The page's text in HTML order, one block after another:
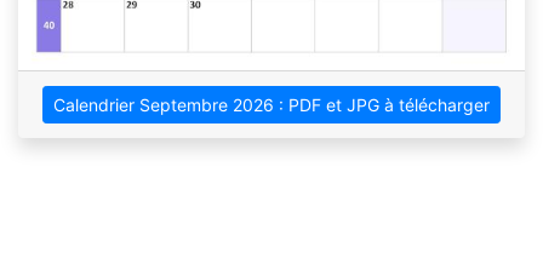
Calendrier Septembre 2026 : PDF et JPG à télécharger